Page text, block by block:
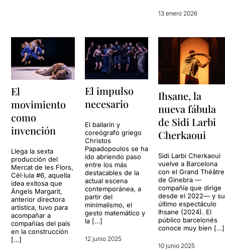
13 enero 2026
El
movimiento
como
invención
Llega la sexta
producción del
Mercat de les Flors,
Cèl·lula #6, aquella
idea exitosa que
Àngels Margarit,
anterior directora
artística, tuvo para
acompañar a
compañías del país
en la construcción
[…]
El impulso
necesario
El bailarín y
coreógrafo griego
Christos
Papadopoulos se ha
ido abriendo paso
entre los más
destacables de la
actual escena
contemporánea, a
partir del
minimalismo, el
gesto matemático y
la […]
12 junio 2025
Ihsane, la
nueva fábula
de Sidi Larbi
Cherkaoui
Sidi Larbi Cherkaoui
vuelve a Barcelona
con el Grand Théâtre
de Ginebra —
compañía que dirige
desde el 2022— y su
último espectáculo
Ihsane (2024). El
público barcelonés
conoce muy bien […]
10 junio 2025